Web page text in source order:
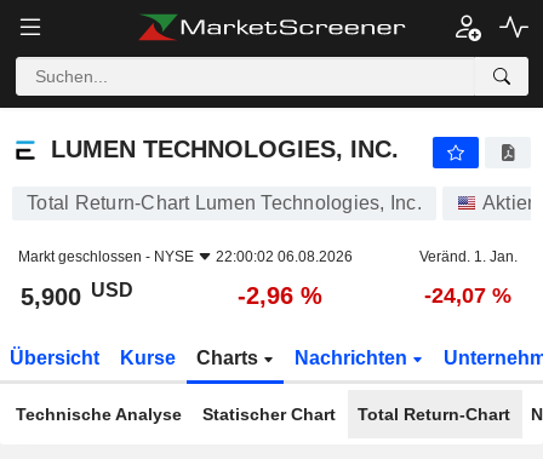
LUMEN TECHNOLOGIES, INC.
LUMEN TECHNOLOGIES, INC.
Total Return-Chart Lumen Technologies, Inc. Aktien
Markt geschlossen - NYSE 22:00:02 06.08.2026 Veränd. 1. Jan.
5,900 USD -2,96 % -24,07 %
Übersicht Kurse Charts Nachrichten
Technische Analyse Statischer Chart Total Return-Chart